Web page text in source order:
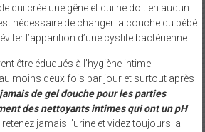
qui crée une gêne et qui ne doit en aucun
nécessaire de changer la couche du bébé
l’apparition d’une cystite bactérienne.
être éduqués à l’hygiène intime
moins deux fois par jour et surtout après
de gel douche pour les parties
des nettoyants intimes qui ont un pH
retenez jamais l’urine et videz toujours la